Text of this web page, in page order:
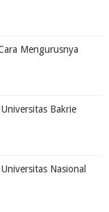
Mengurusnya
Bakrie
Nasional